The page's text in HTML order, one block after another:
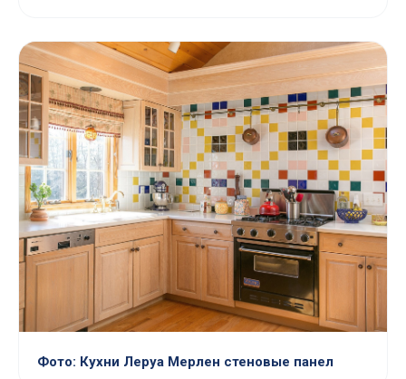
Фото: Кухни Леруа Мерлен стеновые панел